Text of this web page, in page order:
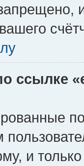
ссылке
и